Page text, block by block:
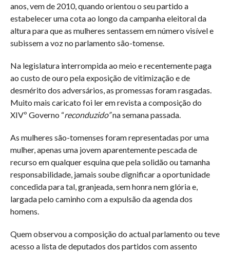
anos, vem de 2010, quando orientou o seu partido a
estabelecer uma cota ao longo da campanha eleitoral da
altura para que as mulheres sentassem em número visível e
subissem a voz no parlamento são-tomense.
Na legislatura interrompida ao meio e recentemente paga
ao custo de ouro pela exposição de vitimização e de
desmérito dos adversários, as promessas foram rasgadas.
Muito mais caricato foi ler em revista a composição do
XIVº Governo “reconduzido”na semana passada.
As mulheres são-tomenses foram representadas por uma
mulher, apenas uma jovem aparentemente pescada de
recurso em qualquer esquina que pela solidão ou tamanha
responsabilidade, jamais soube dignificar a oportunidade
concedida para tal, granjeada, sem honra nem glória e,
largada pelo caminho com a expulsão da agenda dos
homens.
Quem observou a composição do actual parlamento ou teve
acesso a lista de deputados dos partidos com assento